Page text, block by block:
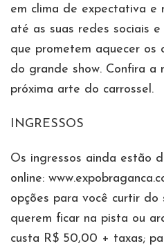
em clima de expectativa e
até as suas redes sociais
que prometem aquecer os
do grande show. Confira a
próxima arte do carrossel.
INGRESSOS
Os ingressos ainda estão
online:
opções para você curtir do
querem ficar na pista ou
custa R$ 50,00 + taxas;